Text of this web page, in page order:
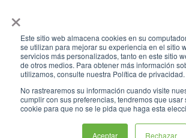
×
Este sitio web almacena cookies en su
se utilizan para mejorar su experiencia en el sitio
servicios más personalizados, tanto en este sitio
de otros medios. Para obtener más información
utilizamos, consulte nuestra Política de privacidad.
No rastrearemos su información cuando visite
cumplir con sus preferencias, tendremos que
cookie para que no se le pida que haga esta
Aceptar Rechazar
pantalla de 1024 x 768. Para mayor
Edge, Google Chrome o Mozilla